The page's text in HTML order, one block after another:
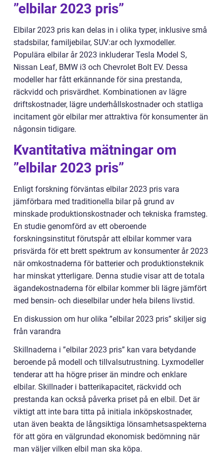
”elbilar 2023 pris”
Elbilar 2023 pris kan delas in i olika typer, inklusive små
stadsbilar, familjebilar, SUV:ar och lyxmodeller.
Populära elbilar år 2023 inkluderar Tesla Model S,
Nissan Leaf, BMW i3 och Chevrolet Bolt EV. Dessa
modeller har fått erkännande för sina prestanda,
räckvidd och prisvärdhet. Kombinationen av lägre
driftskostnader, lägre underhållskostnader och statliga
incitament gör elbilar mer attraktiva för konsumenter än
någonsin tidigare.
Kvantitativa mätningar om
”elbilar 2023 pris”
Enligt forskning förväntas elbilar 2023 pris vara
jämförbara med traditionella bilar på grund av
minskade produktionskostnader och tekniska framsteg.
En studie genomförd av ett oberoende
forskningsinstitut förutspår att elbilar kommer vara
prisvärda för ett brett spektrum av konsumenter år 2023
när omkostnaderna för batterier och produktionsteknik
har minskat ytterligare. Denna studie visar att de totala
ägandekostnaderna för elbilar kommer bli lägre jämfört
med bensin- och dieselbilar under hela bilens livstid.
En diskussion om hur olika ”elbilar 2023 pris” skiljer sig
från varandra
Skillnaderna i ”elbilar 2023 pris” kan vara betydande
beroende på modell och tillvalsutrustning. Lyxmodeller
tenderar att ha högre priser än mindre och enklare
elbilar. Skillnader i batterikapacitet, räckvidd och
prestanda kan också påverka priset på en elbil. Det är
viktigt att inte bara titta på initiala inköpskostnader,
utan även beakta de långsiktiga lönsamhetsaspekterna
för att göra en välgrundad ekonomisk bedömning när
man väljer vilken elbil man ska köpa.